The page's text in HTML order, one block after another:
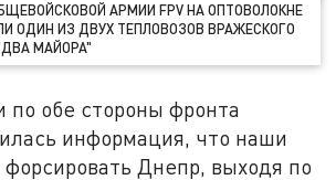
АРМИИ FPV НА ОПТОВОЛОКНЕ
ОДИН ИЗ ДВУХ ТЕПЛОВОЗОВ ВРАЖЕСКОГО
МАЙОРА"
по обе стороны фронта
информация, что наши
форсировать Днепр, выходя по